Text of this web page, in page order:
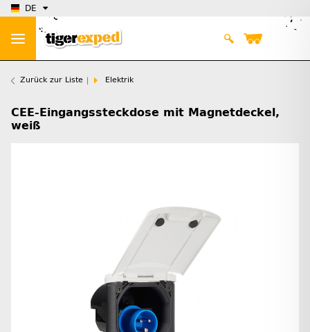
DE
Zurück zur Liste Elektrik
CEE-Eingangssteckdose mit Magnetdeckel,
weiß